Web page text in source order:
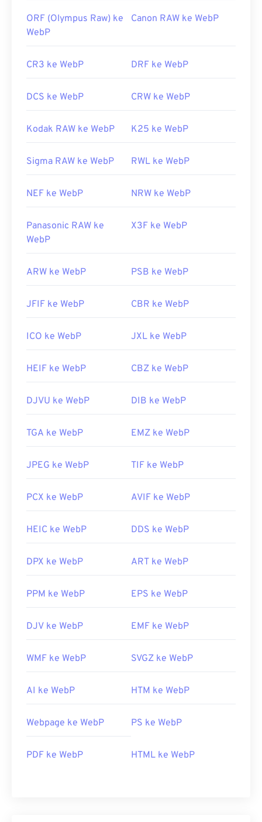
ORF (Olympus Raw) ke
WebP
Canon RAW ke WebP
CR3 ke WebP DRF ke WebP
DCS ke WebP CRW ke WebP
Kodak RAW ke WebP K25 ke WebP
Sigma RAW ke WebP RWL ke WebP
NEF ke WebP NRW ke WebP
Panasonic RAW ke
WebP
X3F ke WebP
ARW ke WebP PSB ke WebP
JFIF ke WebP CBR ke WebP
ICO ke WebP JXL ke WebP
HEIF ke WebP CBZ ke WebP
DJVU ke WebP DIB ke WebP
TGA ke WebP EMZ ke WebP
JPEG ke WebP TIF ke WebP
PCX ke WebP AVIF ke WebP
HEIC ke WebP DDS ke WebP
DPX ke WebP ART ke WebP
PPM ke WebP EPS ke WebP
DJV ke WebP EMF ke WebP
WMF ke WebP SVGZ ke WebP
AI ke WebP HTM ke WebP
Webpage ke WebP PS ke WebP
PDF ke WebP HTML ke WebP